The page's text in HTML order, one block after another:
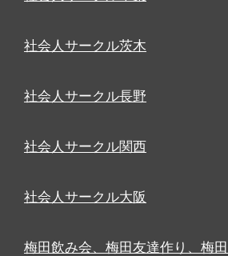
社会人サークル茨木
社会人サークル長野
社会人サークル関西
社会人サークル大阪
梅田飲み会、梅田友達作り、梅